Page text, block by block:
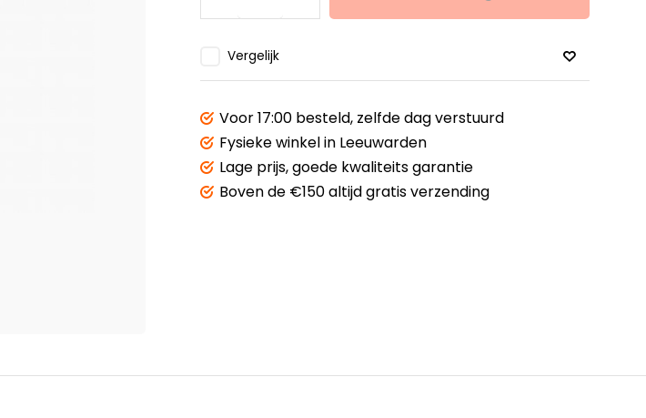
Vergelijk
Voor 17:00 besteld, zelfde dag verstuurd
Fysieke winkelin Leeuwarden
Lage prijs,goede kwaliteits garantie
Boven de €150altijd gratis verzending